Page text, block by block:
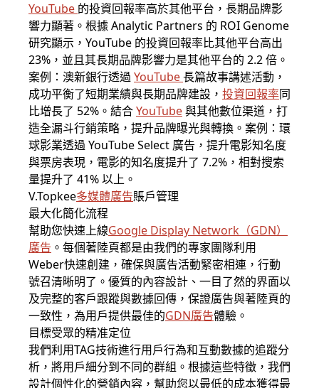
YouTube 的投資回報率高於其他平台，長期品牌影
響力顯著。根據 Analytic Partners 的 ROI Genome
研究顯示，YouTube 的投資回報率比其他平台高出
23%，並且其長期品牌影響力是其他平台的 2.2 倍。
案例：澳新銀行透過YouTube長篇故事講述活動，
成功平衡了短期業績與長期品牌建設， 投資回報率同
比增長了 52%。結合YouTube與其他數位渠道，打
造全漏斗行銷策略，提升品牌曝光與轉換。案例：環
球影業透過 YouTube Select 廣告，提升電影知名度
與票房表現，電影的知名度提升了 7.2%，相對搜索
量提升了 41% 以上。
V.Topkee多媒體廣告賬戶管理
最大化簡化流程
幫助您快速上線Google Display Network（GDN）
廣告 。每個著陸頁都是由我們的專家團隊利用
Weber快速創建，確保與廣告活動緊密相連，行動
號召清晰明了。優質的內容設計、一目了然的界面以
及完整的客戶跟蹤與數據回傳，保證廣告與著陸頁的
一致性，為用戶提供最佳的GDN廣告體驗。
目標受眾的精准定位
我們利用TAG技術進行用戶行為和互動數據的追蹤分
析，將用戶細分到不同的群組。根據這些特徵，我們
設計個性化的營銷內容，幫助您以最低的成本獲得最